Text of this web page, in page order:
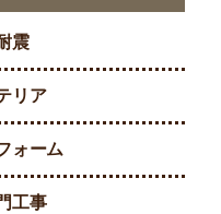
震
リア
ォーム
工事